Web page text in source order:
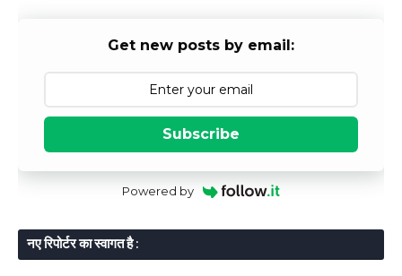
Get new posts by email:
Subscribe
Powered by
नए रिपोर्टर का स्वागत है :